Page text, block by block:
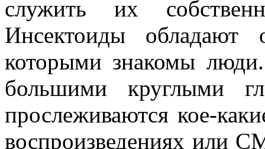
служить их
Инсектоиды обладают
которыми знакомы
большими круглыми
прослеживаются кое-
воспроизведениях или